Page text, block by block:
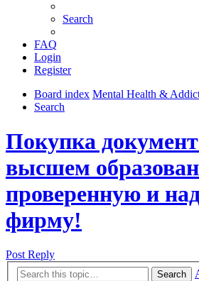
Search
FAQ
Login
Register
Board index Mental Health &
Search
Покупка
высшем
проверенную и
фирму!
Post Reply
Search